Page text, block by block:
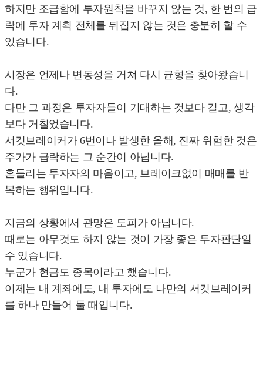
하지만 조급함에 투자원칙을 바꾸지 않는 것, 한 번의 급
락에 투자 계획 전체를 뒤집지 않는 것은 충분히 할 수
있습니다.
시장은 언제나 변동성을 거쳐 다시 균형을 찾아왔습니
다.
다만 그 과정은 투자자들이 기대하는 것보다 길고, 생각
보다 거칠었습니다.
서킷브레이커가 6번이나 발생한 올해, 진짜 위험한 것은
주가가 급락하는 그 순간이 아닙니다.
흔들리는 투자자의 마음이고, 브레이크없이 매매를 반
복하는 행위입니다.
지금의 상황에서 관망은 도피가 아닙니다.
때로는 아무것도 하지 않는 것이 가장 좋은 투자판단일
수 있습니다.
누군가 현금도 종목이라고 했습니다.
이제는 내 계좌에도, 내 투자에도 나만의 서킷브레이커
를 하나 만들어 둘 때입니다.